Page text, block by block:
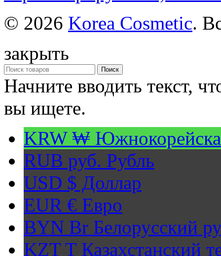
© 2026 Korea Cosmetic.
закрыть
Поиск
Начните вводить текст,
вы ищете.
KRW ₩
RUB руб. Рубль
USD $ Доллар
EUR € Евро
BYN Br Белорусский
KZT TКазахстанский